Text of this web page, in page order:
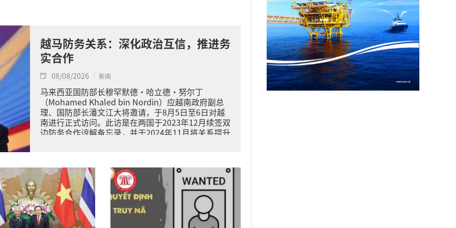
越马防务关系：深化政治互信，推进务
实合作
08/08/2026 新闻
马来西亚国防部长穆罕默德·哈立德·努尔丁
（Mohamed Khaled bin Nordin）应越南政府副总
理、国防部长潘文江大将邀请，于8月5日至6日对越
南进行正式访问。此访是在两国于2023年12月续签双
边防务合作谅解备忘录，并于2024年11月将关系提升